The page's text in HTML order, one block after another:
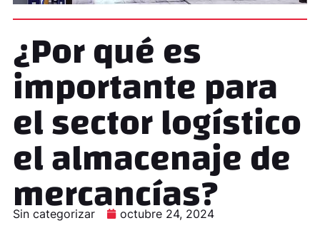
¿Por qué es
importante para
el sector logístico
el almacenaje de
mercancías?
Sin categorizar
octubre 24, 2024